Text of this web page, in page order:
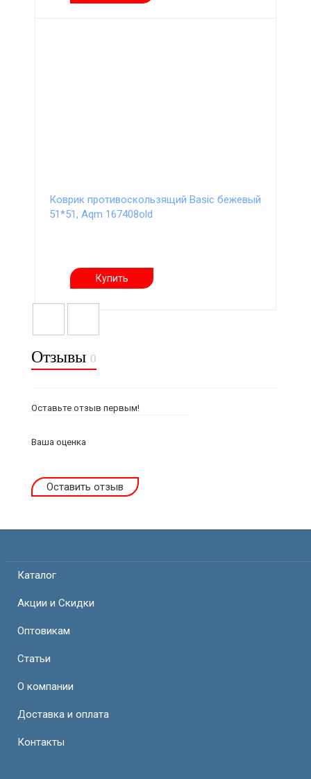
Коврик противоскользящий Basic бежевый
51*51, Aqm 167408old
Купить
Отзывы 0
Оставьте отзыв первым!
Ваша оценка
Оставить отзыв
Каталог
Акции и Скидки
Оптовикам
Статьи
О компании
Доставка и оплата
Контакты